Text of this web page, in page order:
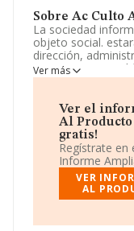
Sobre Ac Culto
La sociedad
objeto social.
dirección,
necesarios para el
mercantiles y en
las actividades
en el Registro
CNAE: 8299 -
empresas
mercados
No ha habido
empleados con
empleados por
Ver más
Ver el
Al Producto
gratis!
Regístrate en
Informe
VER
AL